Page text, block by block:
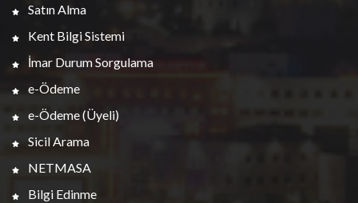
Satın Alma
Kent Bilgi Sistemi
İmar Durum Sorgulama
e-Ödeme
e-Ödeme (Üyeli)
Sicil Arama
NETMASA
Bilgi Edinme